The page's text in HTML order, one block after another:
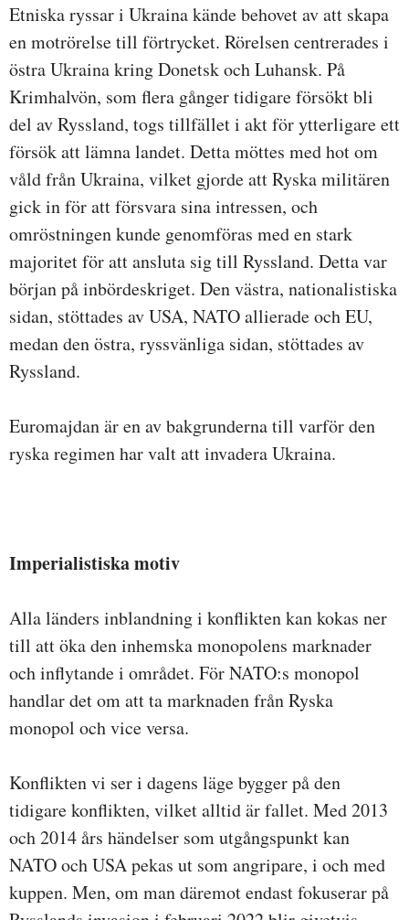
Etniska ryssar i Ukraina kände behovet av att skapa
en motrörelse till förtrycket. Rörelsen centrerades i
östra Ukraina kring Donetsk och Luhansk. På
Krimhalvön, som flera gånger tidigare försökt bli
del av Ryssland, togs tillfället i akt för ytterligare ett
försök att lämna landet. Detta möttes med hot om
våld från Ukraina, vilket gjorde att Ryska militären
gick in för att försvara sina intressen, och
omröstningen kunde genomföras med en stark
majoritet för att ansluta sig till Ryssland. Detta var
början på inbördeskriget. Den västra, nationalistiska
sidan, stöttades av USA, NATO allierade och EU,
medan den östra, ryssvänliga sidan, stöttades av
Ryssland.
Euromajdan är en av bakgrunderna till varför den
ryska regimen har valt att invadera Ukraina.
Imperialistiska motiv
Alla länders inblandning i konflikten kan kokas ner
till att öka den inhemska monopolens marknader
och inflytande i området. För NATO:s monopol
handlar det om att ta marknaden från Ryska
monopol och vice versa.
Konflikten vi ser i dagens läge bygger på den
tidigare konflikten, vilket alltid är fallet. Med 2013
och 2014 års händelser som utgångspunkt kan
NATO och USA pekas ut som angripare, i och med
kuppen. Men, om man däremot endast fokuserar på